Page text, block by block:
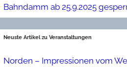
Bahndamm ab 25.9.2025
Neuste Artikel zu Veranstaltungen
Norden – Impressionen vom